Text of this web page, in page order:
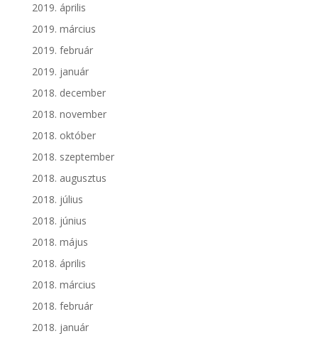
2019. április
2019. március
2019. február
2019. január
2018. december
2018. november
2018. október
2018. szeptember
2018. augusztus
2018. július
2018. június
2018. május
2018. április
2018. március
2018. február
2018. január